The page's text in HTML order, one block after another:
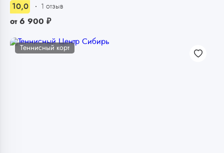
10,0
1 отзыв
от 6 900 ₽
Теннисный корт